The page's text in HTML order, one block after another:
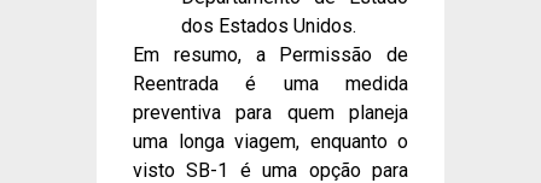
dos Estados Unidos.
Em resumo, a Permissão de
Reentrada é uma medida
preventiva para quem planeja
uma longa viagem, enquanto o
visto SB-1 é uma opção para